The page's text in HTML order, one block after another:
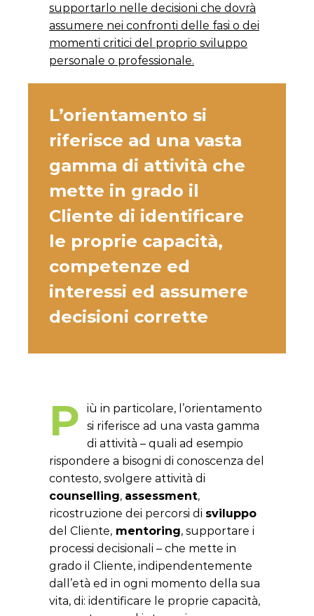
supportarlo nelle decisioni che dovrà
assumere nei confronti delle fasi o dei
momenti critici del proprio sviluppo
personale o professionale.
L’orientamento si
riferisce ad una vasta
gamma di attività che
mette in grado il
Cliente di identificare
le proprie capacità,
competenze ed
interessi ed assumere
decisioni corrette
P
iù in particolare, l’orientamento
si riferisce ad una vasta gamma
di attività – quali ad esempio
rispondere a bisogni di conoscenza del
contesto, svolgere attività di
counselling, assessment,
ricostruzione dei percorsi di sviluppo
del Cliente, mentoring, supportare i
processi decisionali – che mette in
grado il Cliente, indipendentemente
dall’età ed in ogni momento della sua
vita, di: identificare le proprie capacità,